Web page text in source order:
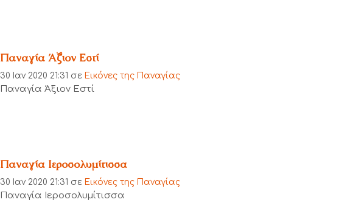
Παναγία Άξιον Εστί
30 Ιαν 2020 21:31 σε Εικόνες της Παναγίας
Παναγία Άξιον Εστί
Παναγία Ιεροσολυμίτισσα
30 Ιαν 2020 21:31 σε Εικόνες της Παναγίας
Παναγία Ιεροσολυμίτισσα